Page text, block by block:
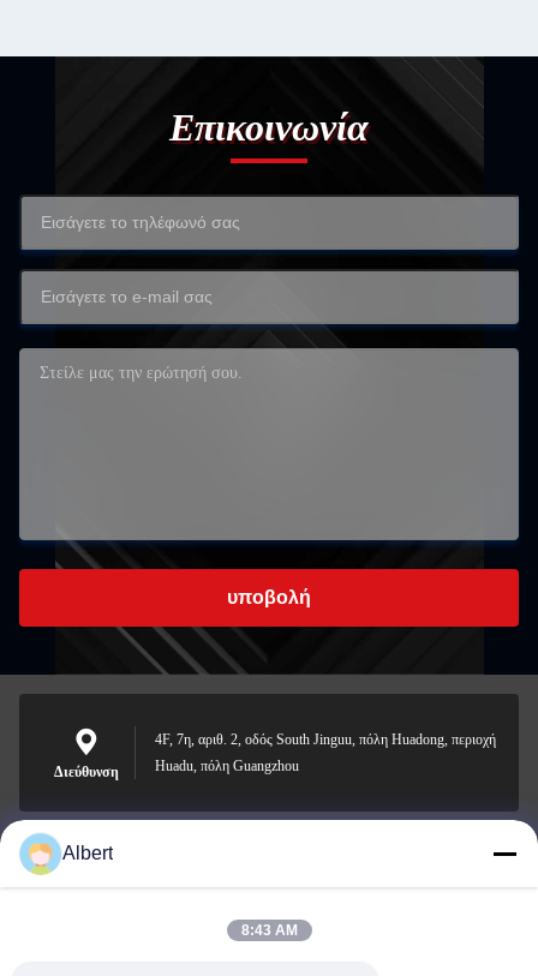
Επικοινωνία
υποβολή
Διεύθυνση
4F, 7η, αριθ. 2, οδός South Jinguu, πόλη Huadong, περιοχή
Huadu, πόλη Guangzhou
james@yimiautoparts.com
Albert
8:43 AM